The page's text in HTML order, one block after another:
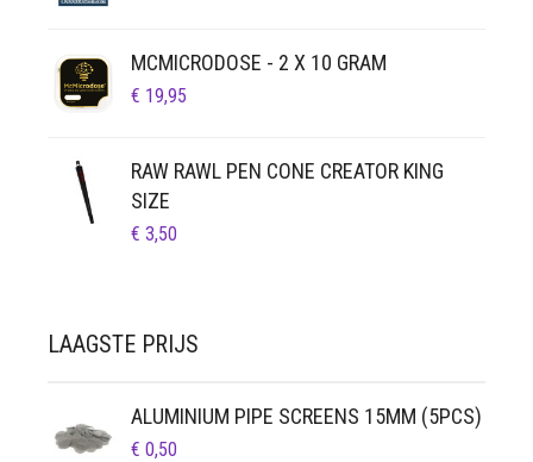
€ 64,95
MCMICRODOSE - 2 X 10 GRAM
€ 19,95
RAW RAWL PEN CONE CREATOR KING
SIZE
€ 3,50
LAAGSTE PRIJS
ALUMINIUM PIPE SCREENS 15MM (5PCS)
€ 0,50